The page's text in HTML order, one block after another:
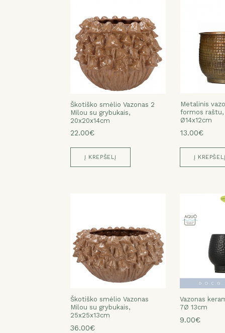
Škotiško smėlio Vazonas 2
Milou su grybukais,
20x20x14cm
22.00€
Į KREPŠELĮ
Metalinis
formos raštu,
Ø20x17cm
25.00€
Metalinis
formos raštu,
Ø14x12cm
13.00€
Metalinis
formos raštu,
Ø17x16cm
19.00€
Metalinis
formos raštu,
Ø20x17cm
25.00€
Metalinis
formos raštu,
Ø14x12cm
13.00€
Į KREPŠELĮ
Škotiško smėlio Vazonas
Milou su grybukais,
25x25x13cm
36.00€
Vazonas
7Ø 13cm
9.00€